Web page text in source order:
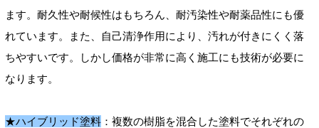
ます。耐久性や耐候性はもちろん、耐汚染性や耐薬品性にも優
れています。また、自己清浄作用により、汚れが付きにくく落
ちやすいです。しかし価格が非常に高く施工にも技術が必要に
なります。
★ハイブリッド塗料 ：複数の樹脂を混合した塗料でそれぞれの